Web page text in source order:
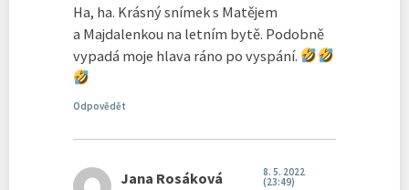
Ha, ha. Krásný snímek s Matějem
a Majdalenkou na letním bytě. Podobně
vypadá moje hlava ráno po vyspání.
Odpovědět
Jana Rosáková
8. 5. 2022
(23:49)